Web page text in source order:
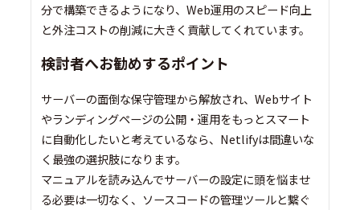
分で構築できるようになり、Web運用のスピード向上
と外注コストの削減に大きく貢献してくれています。
検討者へお勧めするポイント
サーバーの面倒な保守管理から解放され、Webサイト
やランディングページの公開・運用をもっとスマート
に自動化したいと考えているなら、Netlifyは間違いな
く最強の選択肢になります。
マニュアルを読み込んでサーバーの設定に頭を悩ませ
る必要は一切なく、ソースコードの管理ツールと繋ぐ